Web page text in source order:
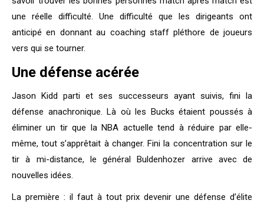
une réelle difficulté. Une difficulté que les dirigeants ont
anticipé en donnant au coaching staff pléthore de joueurs
vers qui se tourner.
Une défense acérée
Jason Kidd parti et ses successeurs ayant suivis, fini la
défense anachronique. Là où les Bucks étaient poussés à
éliminer un tir que la NBA actuelle tend à réduire par elle-
même, tout s’apprêtait à changer. Fini la concentration sur le
tir à mi-distance, le général Buldenhozer arrive avec de
nouvelles idées.
La première : il faut à tout prix devenir une défense d’élite